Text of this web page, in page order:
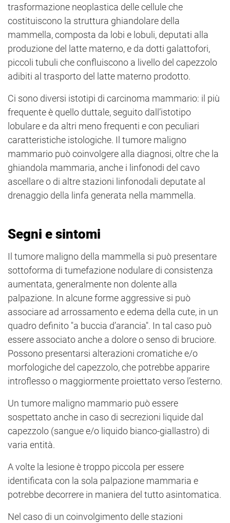
trasformazione neoplastica delle cellule che
costituiscono la struttura ghiandolare della
mammella, composta da lobi e lobuli, deputati alla
produzione del latte materno, e da dotti galattofori,
piccoli tubuli che confluiscono a livello del capezzolo
adibiti al trasporto del latte materno prodotto.
Ci sono diversi istotipi di carcinoma mammario: il più
frequente è quello duttale, seguito dall’istotipo
lobulare e da altri meno frequenti e con peculiari
caratteristiche istologiche. Il tumore maligno
mammario può coinvolgere alla diagnosi, oltre che la
ghiandola mammaria, anche i linfonodi del cavo
ascellare o di altre stazioni linfonodali deputate al
drenaggio della linfa generata nella mammella.
Segni e sintomi
Il tumore maligno della mammella si può presentare
sottoforma di tumefazione nodulare di consistenza
aumentata, generalmente non dolente alla
palpazione. In alcune forme aggressive si può
associare ad arrossamento e edema della cute, in un
quadro definito "a buccia d’arancia". In tal caso può
essere associato anche a dolore o senso di bruciore.
Possono presentarsi alterazioni cromatiche e/o
morfologiche del capezzolo, che potrebbe apparire
introflesso o maggiormente proiettato verso l’esterno.
Un tumore maligno mammario può essere
sospettato anche in caso di secrezioni liquide dal
capezzolo (sangue e/o liquido bianco-giallastro) di
varia entità.
A volte la lesione è troppo piccola per essere
identificata con la sola palpazione mammaria e
potrebbe decorrere in maniera del tutto asintomatica.
Nel caso di un coinvolgimento delle stazioni